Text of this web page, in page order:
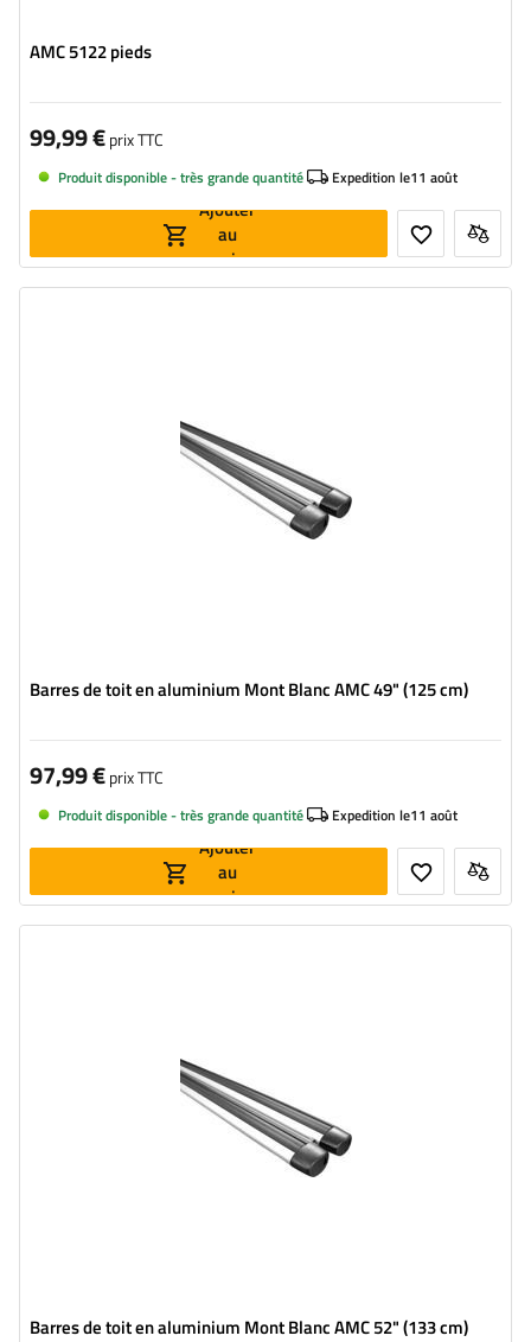
AMC 5122 pieds
99,99 €prix TTC
Produit disponible - très grande quantité Expedition le11 août
Ajouter
au
panier
Barres de toit en aluminium Mont Blanc AMC 49" (125 cm)
97,99 €prix TTC
Produit disponible - très grande quantité Expedition le11 août
Ajouter
au
panier
Barres de toit en aluminium Mont Blanc AMC 52" (133 cm)